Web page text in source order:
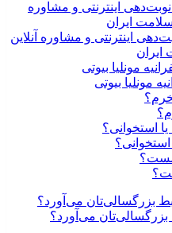
اینترنتی و مشاوره آنلاین
مونلیا بیوتی
استخوانی؟
می‌آورد؟